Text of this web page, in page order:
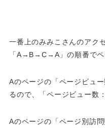
一番上のみみこさんのアク
「A→B→C→A」の順番でペ
Aのページの「ページビュ
るので、「ページビュー数
Aのページの「ページ別訪